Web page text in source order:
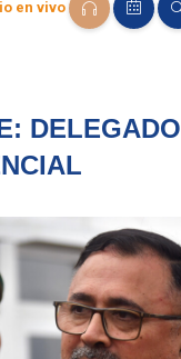
en vivo
DELEGADO